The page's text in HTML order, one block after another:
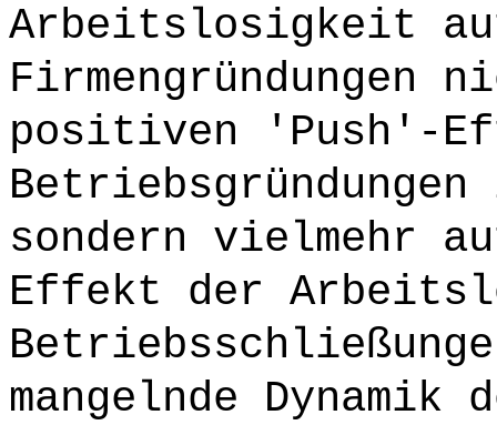
Arbeitslosigkeit
Firmengründungen
positiven 'Push'-
sondern vielmehr
Effekt der
mangelnde